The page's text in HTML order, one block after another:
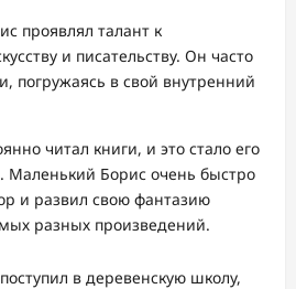
проявлял талант к
и писательству. Он часто
погружаясь в свой внутренний
читал книги, и это стало его
Маленький Борис очень быстро
и развил свою фантазию
разных произведений.
в деревенскую школу,